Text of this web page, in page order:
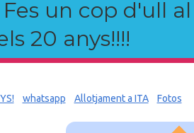
un cop d'ull al
20 anys!!!!
whatsapp Allotjament a ITA Fotos